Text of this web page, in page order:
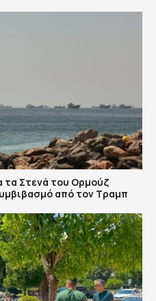
τα Στενά του Ορμούζ
από τον Τραμπ